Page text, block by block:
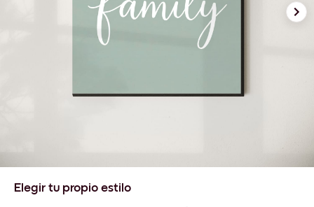
Elegir tu propio estilo